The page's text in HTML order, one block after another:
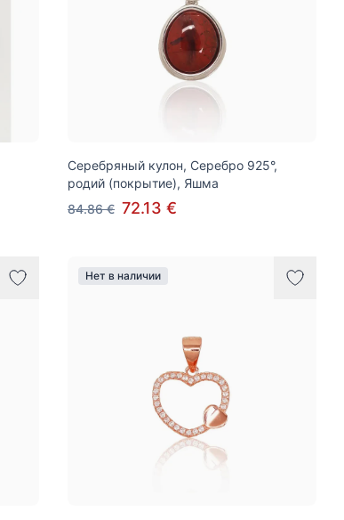
Серебряный кулон, Серебро 925°,
родий (покрытие), Яшма
84.86 € 72.13 €
Нет в наличии